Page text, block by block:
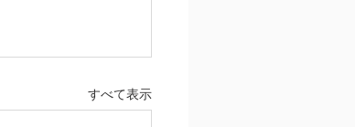
すべて表示